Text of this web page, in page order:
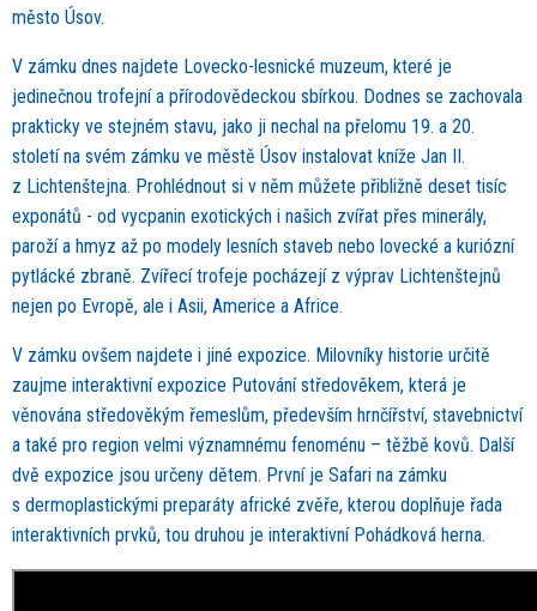
město Úsov.
V zámku dnes najdete Lovecko-lesnické muzeum, které je
jedinečnou trofejní a přírodovědeckou sbírkou. Dodnes se zachovala
prakticky ve stejném stavu, jako ji nechal na přelomu 19. a 20.
století na svém zámku ve městě Úsov instalovat kníže Jan II.
z Lichtenštejna. Prohlédnout si v něm můžete přibližně deset tisíc
exponátů - od vycpanin exotických i našich zvířat přes minerály,
paroží a hmyz až po modely lesních staveb nebo lovecké a kuriózní
pytlácké zbraně. Zvířecí trofeje pocházejí z výprav Lichtenštejnů
nejen po Evropě, ale i Asii, Americe a Africe.
V zámku ovšem najdete i jiné expozice. Milovníky historie určitě
zaujme interaktivní expozice Putování středověkem, která je
věnována středověkým řemeslům, především hrnčířství, stavebnictví
a také pro region velmi významnému fenoménu – těžbě kovů. Další
dvě expozice jsou určeny dětem. První je Safari na zámku
s dermoplastickými preparáty africké zvěře, kterou doplňuje řada
interaktivních prvků, tou druhou je interaktivní Pohádková herna.